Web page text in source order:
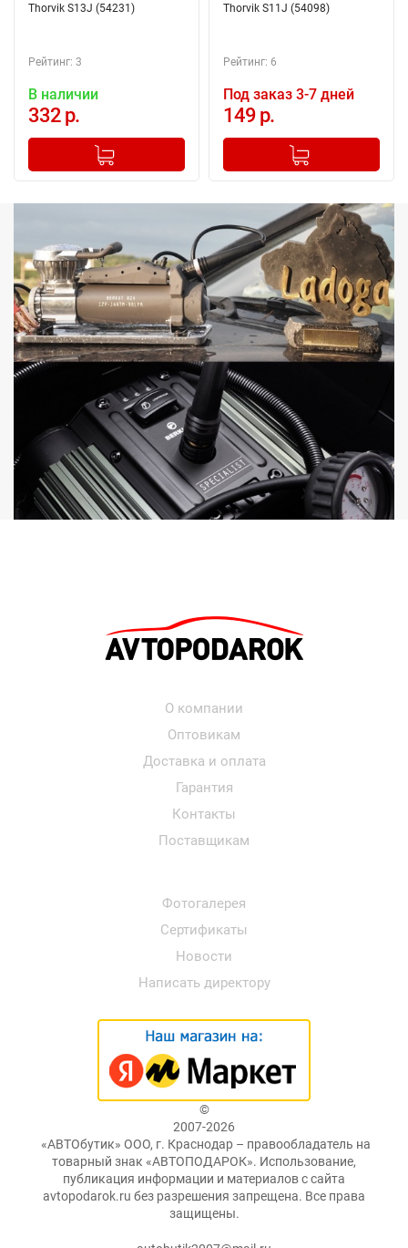
Thorvik S13J (54231)
Рейтинг: 3
В наличии
332 р.
+
Добавлено в корзину
Thorvik S11J (54098)
Рейтинг: 6
Под заказ 3-7 дней
149 р.
+
Добавлено в корзину
О компании
Оптовикам
Доставка и оплата
Гарантия
Контакты
Поставщикам
Фотогалерея
Сертификаты
Новости
Написать директору
©
2007-2026
«АВТОбутик» ООО, г. Краснодар – правообладатель на
товарный знак «АВТОПОДАРОК». Использование,
публикация информации и материалов с сайта
avtopodarok.ru без разрешения запрещена. Все права
защищены.